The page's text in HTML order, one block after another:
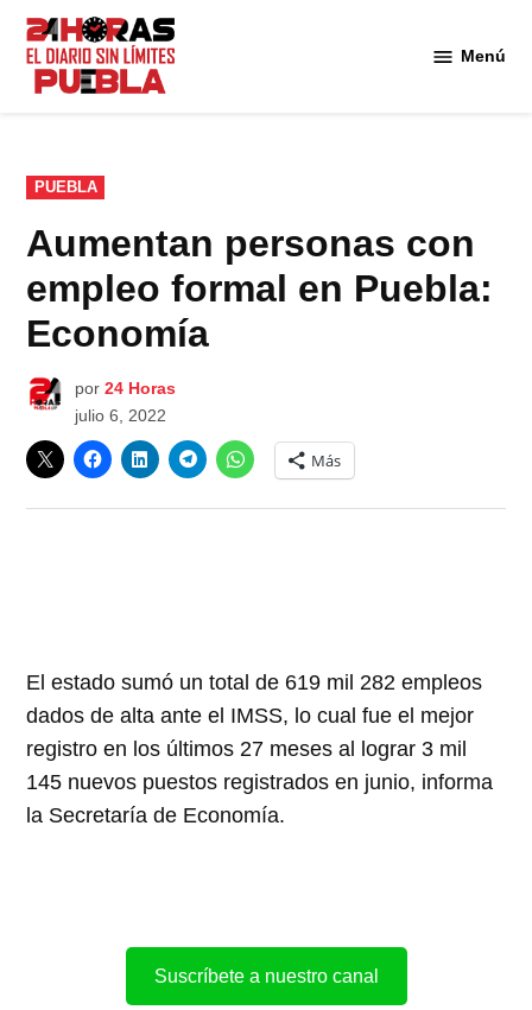
Saltar
contenido
Menú
PUBLICADO
EN
PUEBLA
Aumentan personas con
empleo formal en Puebla:
Economía
por 24 Horas
julio 6, 2022
Más
El estado sumó un total de 619 mil 282 empleos
dados de alta ante el IMSS, lo cual fue el mejor
registro en los últimos 27 meses al lograr 3 mil
145 nuevos puestos registrados en junio, informa
la Secretaría de Economía.
Suscríbete a nuestro canal